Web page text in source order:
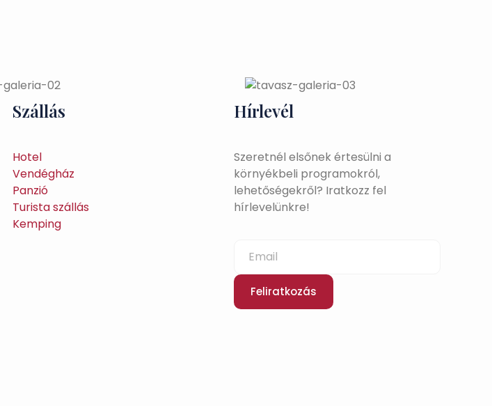
Szállás
Hotel
Vendégház
Panzió
Turista szállás
Kemping
Hírlevél
Szeretnél elsőnek értesülni a
környékbeli programokról,
lehetőségekről? Iratkozz fel
hírlevelünkre!
Feliratkozás